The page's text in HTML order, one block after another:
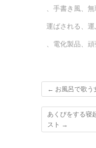
、 手書き風、 無
運ばされる 、 運
、 電化製品、 頑
← お風呂で歌う
あくびをする寝
スト →